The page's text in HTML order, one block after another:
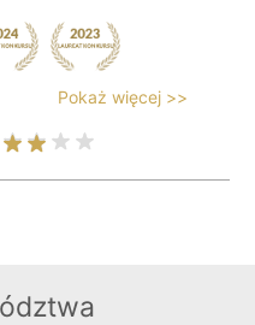
Pokaż więcej >>